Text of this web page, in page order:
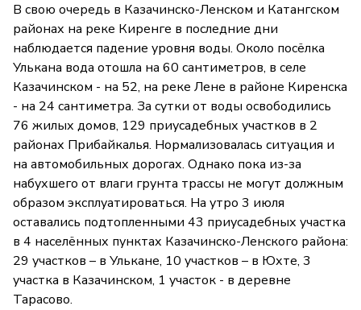
В свою очередь в Казачинско-Ленском и Катангском
районах на реке Киренге в последние дни
наблюдается падение уровня воды. Около посёлка
Улькана вода отошла на 60 сантиметров, в селе
Казачинском - на 52, на реке Лене в районе Киренска
- на 24 сантиметра. За сутки от воды освободились
76 жилых домов, 129 приусадебных участков в 2
районах Прибайкалья. Нормализовалась ситуация и
на автомобильных дорогах. Однако пока из-за
набухшего от влаги грунта трассы не могут должным
образом эксплуатироваться. На утро 3 июля
оставались подтопленными 43 приусадебных участка
в 4 населённых пунктах Казачинско-Ленского района:
29 участков – в Улькане, 10 участков – в Юхте, 3
участка в Казачинском, 1 участок - в деревне
Тарасово.